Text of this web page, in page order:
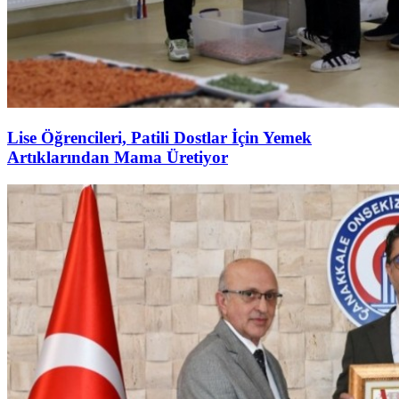
Lise Öğrencileri, Patili Dostlar İçin Yemek
Artıklarından Mama Üretiyor